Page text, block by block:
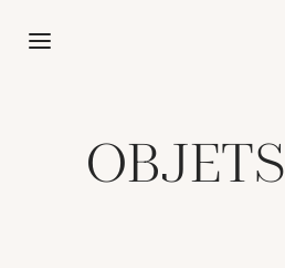
de Crédit Municipal de Paris